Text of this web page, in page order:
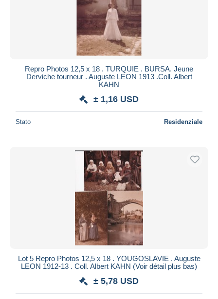
Repro Photos 12,5 x 18 . TURQUIE . BURSA. Jeune
Derviche tourneur . Auguste LEON 1913 .Coll. Albert
KAHN
± 1,16 USD
Stato Residenziale
Lot 5 Repro Photos 12,5 x 18 . YOUGOSLAVIE . Auguste
LEON 1912-13 . Coll. Albert KAHN (Voir détail plus bas)
± 5,78 USD